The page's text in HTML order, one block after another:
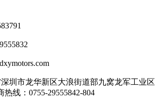
深圳市龙华新区大浪街道部九窝龙军工业区
线：0755-29555842-804